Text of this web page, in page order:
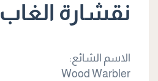
نقشارة الغاب
الاسم الشائع:
Wood Warbler